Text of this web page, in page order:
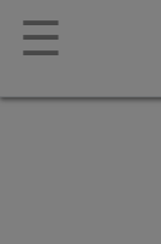
☰